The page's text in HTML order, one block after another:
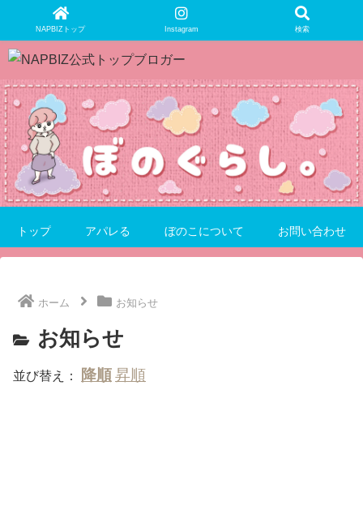
NAPBIZトップ Instagram 検索
トップ アパレる ぼのこについて お問い合わせ
ホーム お知らせ
お知らせ
並び替え：